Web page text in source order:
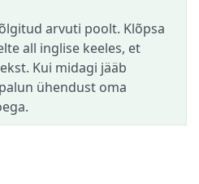
arvuti poolt. Klõpsa
all inglise keeles, et
Kui midagi jääb
ühendust oma